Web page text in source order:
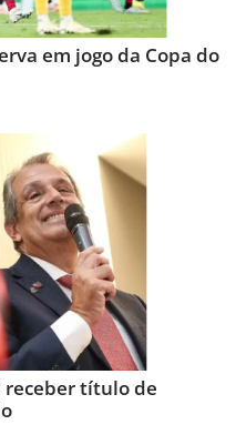
em jogo da Copa do
receber título de